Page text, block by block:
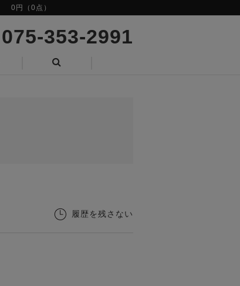
0円（0点）
075-353-2991
履歴を残さない